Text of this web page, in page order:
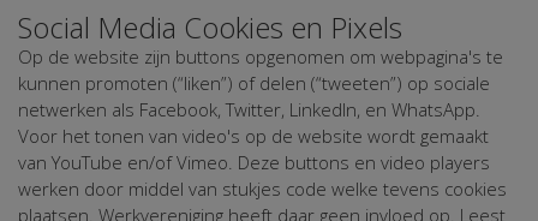
Social Media Cookies en Pixels
Op de website zijn buttons opgenomen om webpagina's te
kunnen promoten (“liken”) of delen (“tweeten”) op sociale
netwerken als Facebook, Twitter, LinkedIn, en WhatsApp.
Voor het tonen van video's op de website wordt gemaakt
van YouTube en/of Vimeo. Deze buttons en video players
werken door middel van stukjes code welke tevens cookies
plaatsen. Werkvereniging heeft daar geen invloed op. Leest